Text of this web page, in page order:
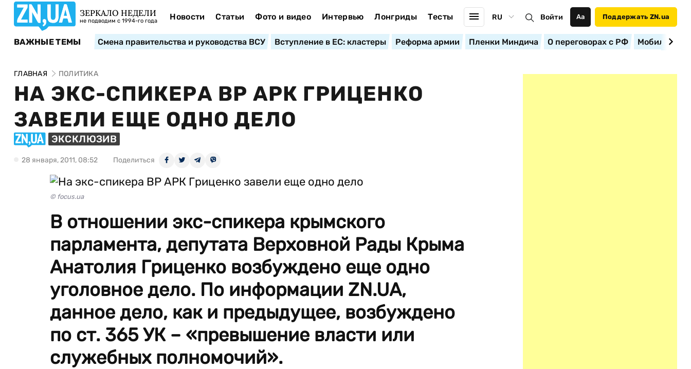
ЗЕРКАЛО НЕДЕЛИ
не подводим с 1994-го года Новости Статьи Фото и видео Интервью Лонгриды Тесты RU Войти Аа Поддержать ZN.ua
ВАЖНЫЕ ТЕМЫ Смена правительства и руководства ВСУ Вступление в ЕС: кластеры Реформа армии Пленки Миндича О переговорах с РФ
ГЛАВНАЯ ПОЛИТИКА
НА ЭКС-СПИКЕРА ВР АРК ГРИЦЕНКО
ЗАВЕЛИ ЕЩЕ ОДНО ДЕЛО
ЭКСКЛЮЗИВ
28 января, 2011, 08:52 Поделиться
© focus.ua
В отношении экс-спикера крымского
парламента, депутата Верховной Рады Крыма
Анатолия Гриценко возбуждено еще одно
уголовное дело. По информации ZN.UA,
данное дело, как и предыдущее, возбуждено
по ст. 365 УК – «превышение власти или
служебных полномочий».